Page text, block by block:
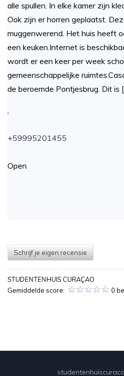
alle spullen. In elke kamer zijn
Ook zijn er horren geplaatst.
muggenwerend. Het huis heeft
een keuken.Internet is
wordt er een keer per week
gemeenschappelijke
de beroemde Pontjesbrug. Dit is
,
+59995201455
Open
Schrijf je eigen recensie
STUDENTENHUIS CURAÇAO
Gemiddelde score:
0